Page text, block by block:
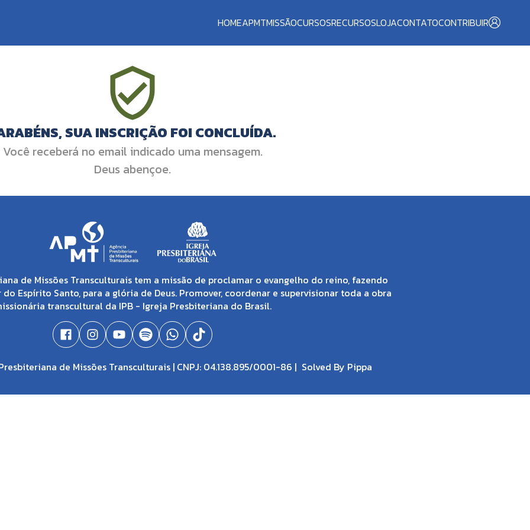
HOMEAPMTMISSÃOCURSOSRECURSOSLOJACONTATOCONTRIBUIR
SUA INSCRIÇÃO FOI CONCLUÍDA.
Você receberá no email indicado uma mensagem.
Deus abençoe.
de Missões Transculturais tem a missão de proclamar o evangelho do reino, fazendo
Espírito Santo, para a glória de Deus. Promover, coordenar e supervisionar toda a obra
transcultural da IPB - Igreja Presbiteriana do Brasil.
de Missões Transculturais | CNPJ: 04.138.895/0001-86 | Solved By Pippa